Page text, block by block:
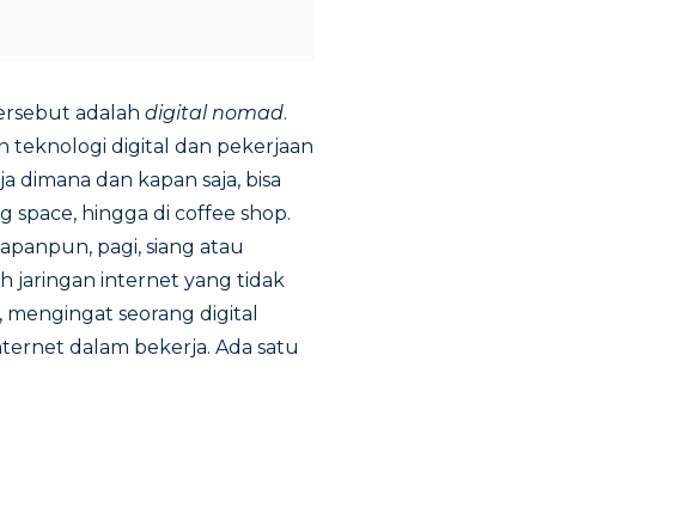
adalah digital nomad.
teknologi digital dan pekerjaan
dan kapan saja, bisa
space, hingga di coffee shop.
pagi, siang atau
jaringan internet yang tidak
mengingat seorang digital
dalam bekerja. Ada satu